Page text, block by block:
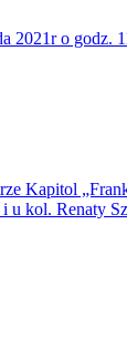
2021r o godz.
Kapitol
i u kol.